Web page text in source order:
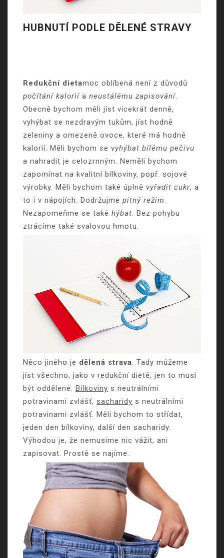
HUBNUTÍ PODLE DĚLENÉ STRAVY
Redukční dietamoc oblíbená není z důvodů
počítání kalorií a neustálému zapisování.
Obecně bychom měli jíst vícekrát denně,
vyhýbat se nezdravým tukům, jíst hodně
zeleniny a omezeně ovoce, které má hodně
kalorií. Měli bychom se vyhýbat bílému pečivu
a nahradit je celozrnným. Neměli bychom
zapomínat na kvalitní bílkoviny, popř. sojové
výrobky. Měli bychom také úplně vyřadit cukr, a
to i v nápojích. Dodržujme pitný režim.
Nezapomeňme se také hýbat. Bez pohybu
ztrácíme také svalovou hmotu.
Něco jiného je dělená strava. Tady můžeme
jíst všechno, jako v redukční dietě, jen to musí
být oddělené. Bílkoviny s neutrálními
potravinami zvlášť, sacharidy s neutrálními
potravinami zvlášť. Měli bychom to střídat,
jeden den bílkoviny, další den sacharidy.
Výhodou je, že nemusíme nic vážit, ani
zapisovat. Prostě se najíme.